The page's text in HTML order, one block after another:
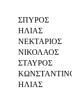
ΣΠΥΡΟΣ
ΗΛΙΑΣ
ΝΕΚΤΑΡΙΟΣ
ΝΙΚΟΛΑΟΣ
ΣΤΑΥΡΟΣ
ΗΛΙΑΣ